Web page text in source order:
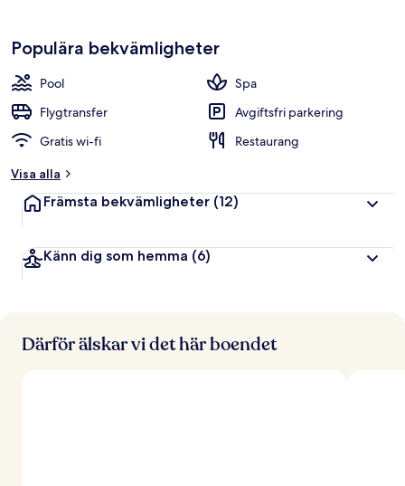
Populära bekvämligheter
Pool
Spa
Flygtransfer
Avgiftsfri parkering
Gratis wi-fi
Restaurang
Visa alla
Främsta bekvämligheter (12)
Känn dig som hemma (6)
Därför älskar vi det här boendet